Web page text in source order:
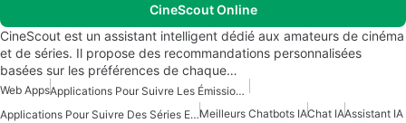
CineScout Online
CineScout est un assistant intelligent dédié aux amateurs de cinéma
et de séries. Il propose des recommandations personnalisées
basées sur les préférences de chaque…
Web Apps
Applications Pour Suivre Les Émissions De Télévision Et Les Films
Applications Pour Suivre Des Séries Et Des FilmsMeilleurs Chatbots IAChat IAAssistant IA